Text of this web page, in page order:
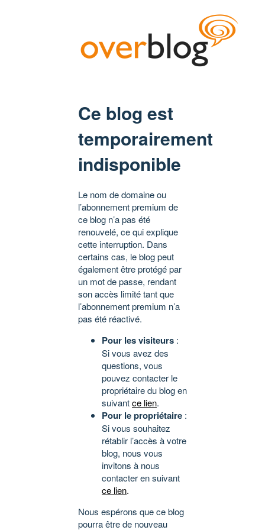
Ce blog est
temporairement
indisponible
Le nom de domaine ou
l’abonnement premium de
ce blog n’a pas été
renouvelé, ce qui explique
cette interruption. Dans
certains cas, le blog peut
également être protégé par
un mot de passe, rendant
son accès limité tant que
l’abonnement premium n’a
pas été réactivé.
Pour les visiteurs :
Si vous avez des
questions, vous
pouvez contacter le
propriétaire du blog en
suivantce lien.
Pour le propriétaire :
Si vous souhaitez
rétablir l’accès à votre
blog, nous vous
invitons à nous
contacter en suivant
ce lien.
Nous espérons que ce blog
pourra être de nouveau